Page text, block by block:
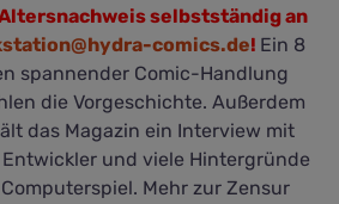
selbstständig an
comics.de! Ein 8
spannender Comic-Handlung
die Vorgeschichte. Außerdem
das Magazin ein Interview mit
Entwickler und viele Hintergründe
Mehr zur Zensur